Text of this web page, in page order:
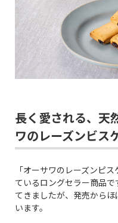
長く愛される、天
ワのレーズンビス
「オーサワのレーズンピ
ているロングセラー商品
てきましたが、発売から
います。